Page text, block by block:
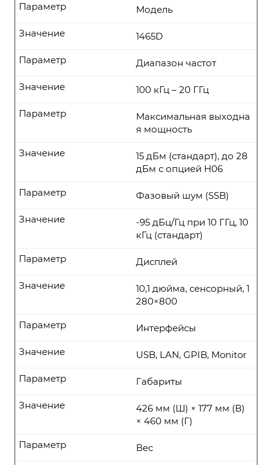
Модель
Параметр
1465D
Значение
Диапазон частот
Параметр
100 кГц – 20 ГГц
Значение
Максимальная выходна
я мощность
Параметр
15 дБм (стандарт), до 28
дБм с опцией H06
Значение
Фазовый шум (SSB)
Параметр
-95 дБц/Гц при 10 ГГц, 10
кГц (стандарт)
Значение
Дисплей
Параметр
10,1 дюйма, сенсорный, 1
280×800
Значение
Интерфейсы
Параметр
USB, LAN, GPIB, Monitor
Значение
Габариты
Параметр
426 мм (Ш) × 177 мм (В)
× 460 мм (Г)
Значение
Вес
Параметр